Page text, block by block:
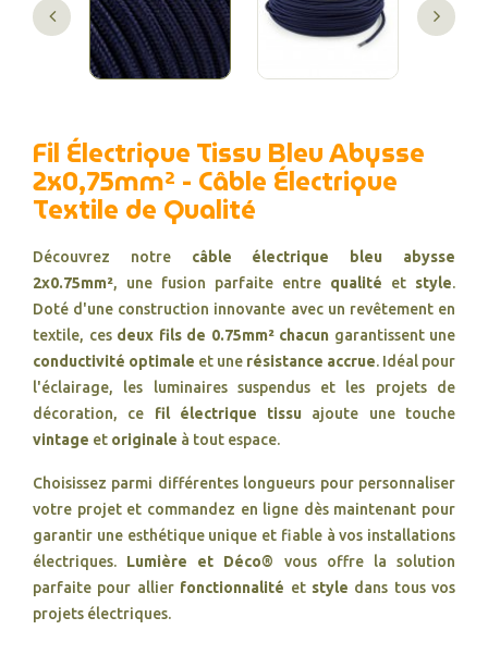
Fil Électrique Tissu Bleu Abysse
2x0,75mm² - Câble Électrique
Textile de Qualité
Découvrez notre câble électrique bleu abysse
2x0.75mm², une fusion parfaite entre qualité et style.
Doté d'une construction innovante avec un revêtement en
textile, ces deux fils de 0.75mm² chacun garantissent une
conductivité optimale et une résistance accrue. Idéal pour
l'éclairage, les luminaires suspendus et les projets de
décoration, ce fil électrique tissu ajoute une touche
vintage et originale à tout espace.
Choisissez parmi différentes longueurs pour personnaliser
votre projet et commandez en ligne dès maintenant pour
garantir une esthétique unique et fiable à vos installations
électriques. Lumière et Déco® vous offre la solution
parfaite pour allier fonctionnalité et style dans tous vos
projets électriques.